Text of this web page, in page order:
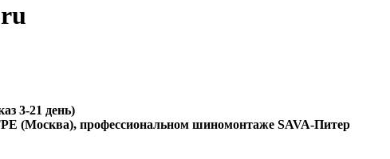
3-21 день)
(Москва), профессиональном шиномонтаже SAVA-Питер